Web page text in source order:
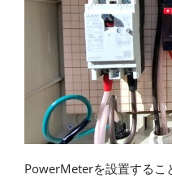
PowerMeterを設置するこ